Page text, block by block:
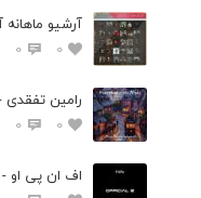
آرشیو ماهانه آذر
0
0
رامین
0
0
اف ان پی او -